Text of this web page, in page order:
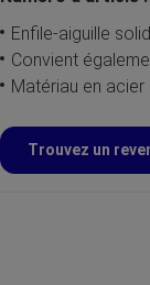
Enfile-aiguille
Convient
Matériau en
Trouvez un